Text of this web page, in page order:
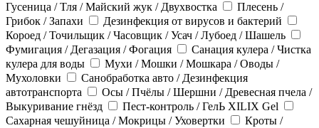
Гусеница / Тля / Майский жук / Двухвостка
Плесень /
Грибок / Запахи
Дезинфекция от вирусов и бактерий
Короед / Точильщик / Часовщик / Усач / Лубоед / Шашель
Фумигация / Дегазация / Фогация
Санация кулера / Чистка
кулера для воды
Мухи / Мошки / Мошкара / Оводы /
Мухоловки
Санобработка авто / Дезинфекция
автотранспорта
Осы / Пчёлы / Шершни / Древесная пчела /
Выкуривание гнёзд
Пест-контроль / ГелЬ XILIX Gel
Сахарная чешуйница / Мокрицы / Уховертки
Кроты /